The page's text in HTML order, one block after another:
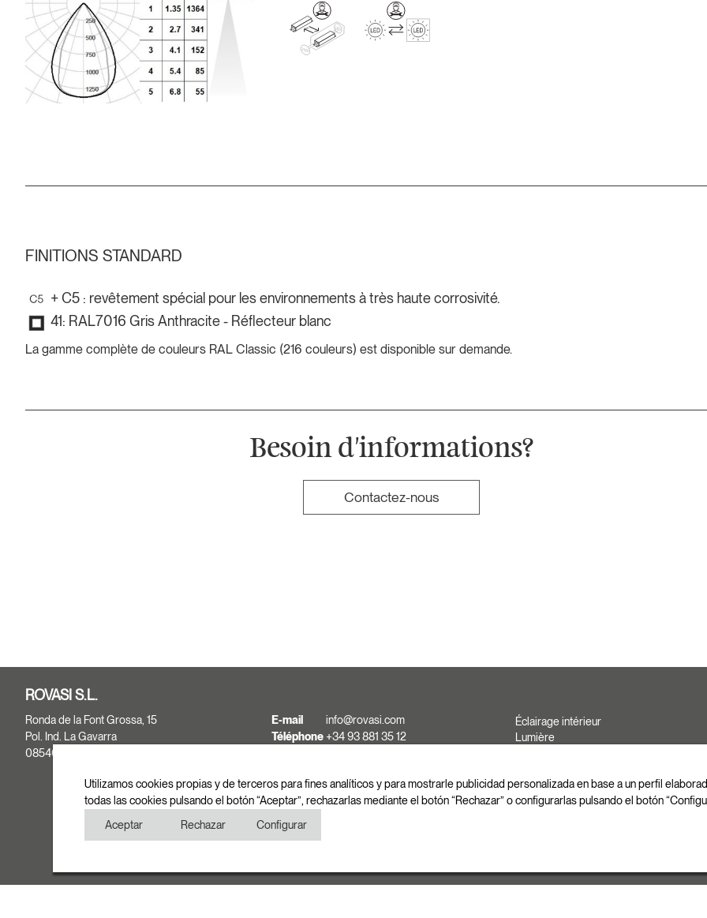
FINITIONS STANDARD
+ C5 : revêtement spécial pour les environnements à très haute corrosivité.
41: RAL7016 Gris Anthracite - Réflecteur blanc
La gamme complète de couleurs RAL Classic (216 couleurs) est disponible sur demande.
Besoin d'informations?
Contactez-nous
ROVASI S.L.
Ronda de la Font Grossa, 15
Pol. Ind. La Gavarra
08540 Centelles | Barcelona
E-mail
info@rovasi.com
Téléphone +34 93 881 35 12
Éclairage intérieur
Lumière
Utilizamos cookies propias y de terceros para fines analíticos y para mostrarle publicidad personalizada en base a un perfil
todas las cookies pulsando el botón “Aceptar”, rechazarlas mediante el botón “Rechazar” o configurarlas pulsando el botón
Aceptar
Rechazar Configurar